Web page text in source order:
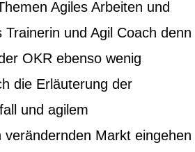
Agiles Arbeiten und
und Agil Coach denn
OKR ebenso wenig
die Erläuterung der
und agilem
Markt eingehen